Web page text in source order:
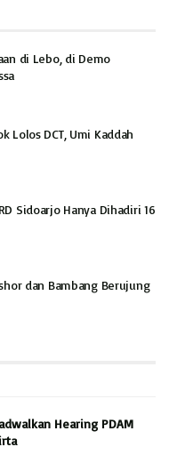
TMMD tidak hanya
masyarakat secara
di Lebo, di Demo
Lolos DCT, Umi Kaddah
Sidoarjo Hanya Dihadiri 16
dan Bambang Berujung
Hearing PDAM